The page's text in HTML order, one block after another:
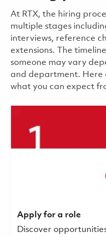
​​​​At RTX, the hiring
multiple stages
interviews, reference
extensions. The
someone may vary
and department. Here
what you can expect
Apply for a role
Discover